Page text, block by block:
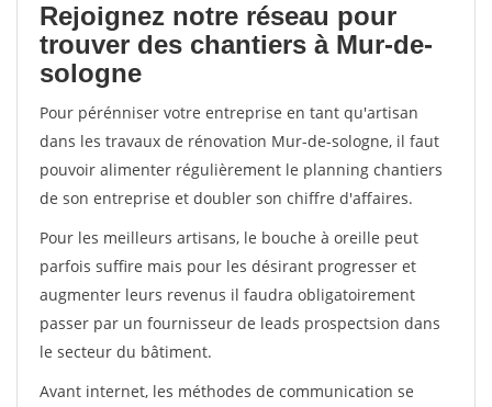
Rejoignez notre réseau pour
trouver des chantiers à Mur-de-
sologne
Pour pérénniser votre entreprise en tant qu'artisan
dans les travaux de rénovation Mur-de-sologne, il faut
pouvoir alimenter régulièrement le planning chantiers
de son entreprise et doubler son chiffre d'affaires.
Pour les meilleurs artisans, le bouche à oreille peut
parfois suffire mais pour les désirant progresser et
augmenter leurs revenus il faudra obligatoirement
passer par un fournisseur de leads prospectsion dans
le secteur du bâtiment.
Avant internet, les méthodes de communication se